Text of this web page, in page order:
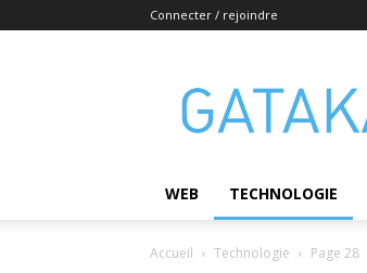
Connecter / rejoindre
WEB TECHNOLOGIE
Accueil Technologie Page 28